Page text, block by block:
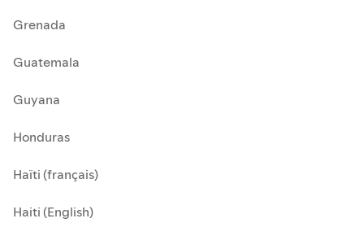
Grenada
Guatemala
Guyana
Honduras
Haïti (français)
Haiti (English)